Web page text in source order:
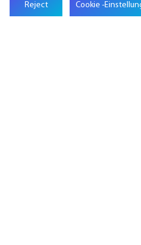
Reject Cookie -